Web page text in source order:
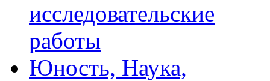
исследовательские
работы
Юность, Наука,